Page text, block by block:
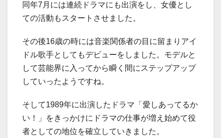
同年7月には連続ドラマにも出演をし、女優とし
ての活動もスタートさせました。
その後16歳の時には音楽関係者の目に留まりアイ
ドル歌手としてもデビューをしました。モデルと
して芸能界に入ってから瞬く間にステップアップ
していったようですね。
そして1989年に出演したドラマ「愛しあってるか
い！」をきっかけにドラマの仕事が増え始めて役
者としての地位を確立していきました。